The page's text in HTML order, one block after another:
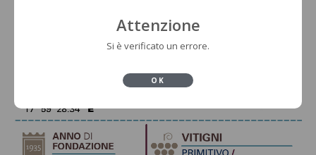
Attenzione
Si è verificato un errore.
OK